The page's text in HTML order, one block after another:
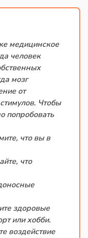
медицинское
человек
мозг
от
Чтобы
попробовать
что вы в
что
здоровые
или хобби.
воздействие